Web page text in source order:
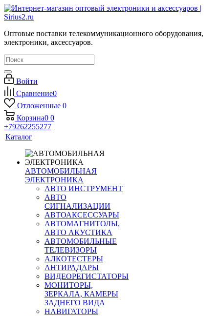
Оптовые поставки телекоммуникационного оборудования,
электроники, аксессуаров.
Войти
Сравнение0
Отложенные 0
Корзина0 0
+79262255277
Каталог
АВТОМОБИЛЬНАЯ
ЭЛЕКТРОНИКА
АВТО ИНСТРУМЕНТ
АВТО
СИГНАЛИЗАЦИИ
АВТОАКСЕССУАРЫ
АВТОМАГНИТОЛЫ,
АВТО АКУСТИКА
АВТОМОБИЛЬНЫЕ
ТЕЛЕВИЗОРЫ
АЛКОТЕСТЕРЫ
АНТИРАДАРЫ
ВИДЕОРЕГИСТАТОРЫ
МОНИТОРЫ,
ЗЕРКАЛА, КАМЕРЫ
ЗАДНЕГО ВИДА
НАВИГАТОРЫ